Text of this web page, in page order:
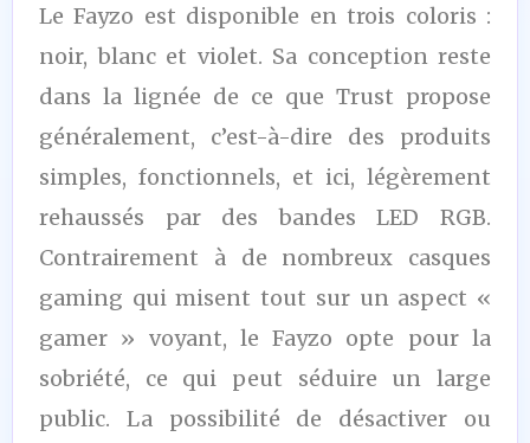
Le Fayzo est disponible en trois coloris :
noir, blanc et violet. Sa conception reste
dans la lignée de ce que Trust propose
généralement, c’est-à-dire des produits
simples, fonctionnels, et ici, légèrement
rehaussés par des bandes LED RGB.
Contrairement à de nombreux casques
gaming qui misent tout sur un aspect «
gamer » voyant, le Fayzo opte pour la
sobriété, ce qui peut séduire un large
public. La possibilité de désactiver ou